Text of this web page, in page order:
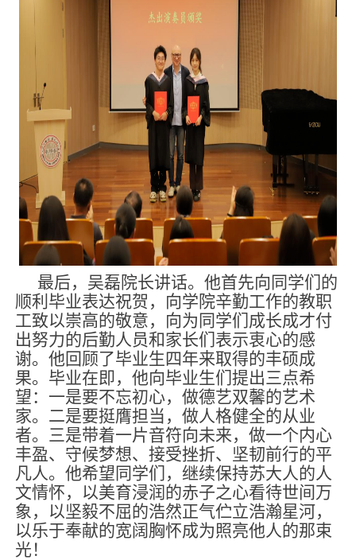
最后，吴磊院长讲话。他首先向同学们的
顺利毕业表达祝贺，向学院辛勤工作的教职
工致以崇高的敬意，向为同学们成长成才付
出努力的后勤人员和家长们表示衷心的感
谢。他回顾了毕业生四年来取得的丰硕成
果。毕业在即，他向毕业生们提出三点希
望：一是要不忘初心，做德艺双馨的艺术
家。二是要挺膺担当，做人格健全的从业
者。三是带着一片音符向未来，做一个内心
丰盈、守候梦想、接受挫折、坚韧前行的平
凡人。他希望同学们，继续保持苏大人的人
文情怀，以美育浸润的赤子之心看待世间万
象，以坚毅不屈的浩然正气伫立浩瀚星河，
以乐于奉献的宽阔胸怀成为照亮他人的那束
光！